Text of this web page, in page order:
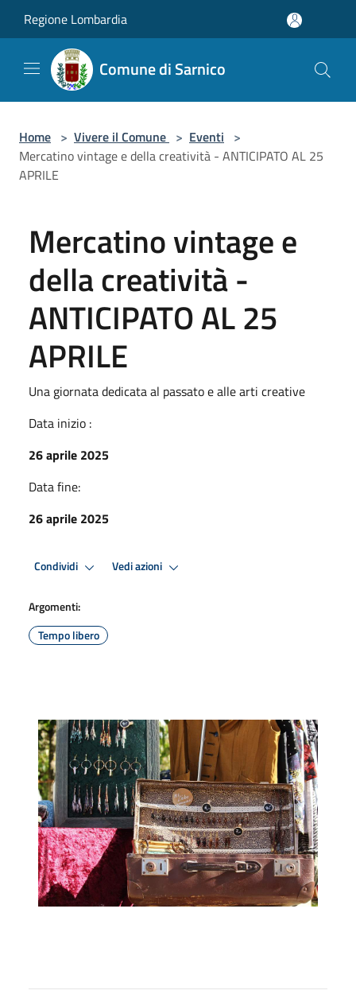
Regione Lombardia
Comune di Sarnico
Home > Vivere il Comune > Eventi >
Mercatino vintage e della creatività - ANTICIPATO AL 25
APRILE
Mercatino vintage e
della creatività -
ANTICIPATO AL 25
APRILE
Una giornata dedicata al passato e alle arti creative
Data inizio :
26 aprile 2025
Data fine:
26 aprile 2025
Condividi Vedi azioni
Argomenti:
Tempo libero